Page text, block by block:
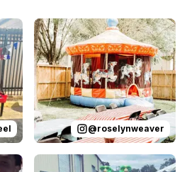
by Rose Steel:Thank you all for
Reviewed onInstagramby
@roselynweaver
by loba.wce:That’s a wrap
Reviewed onGoogleReviews